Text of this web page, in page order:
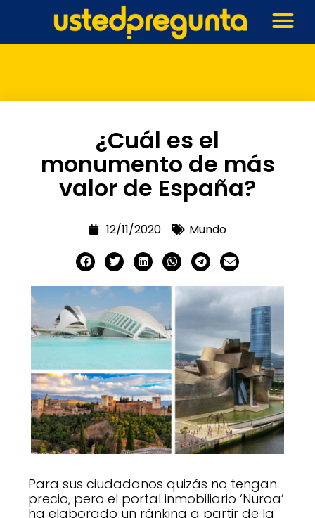
¿Cuál es el
monumento de más
valor de España?
12/11/2020 Mundo
Para sus ciudadanos quizás no tengan
precio, pero el portal inmobiliario ‘Nuroa’
ha elaborado un ránking a partir de la